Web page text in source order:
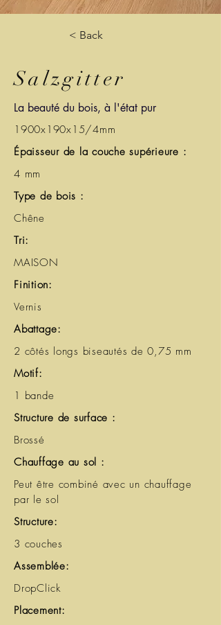
< Back
Salzgitter
La beauté du bois, à l'état pur
1900x190x15/4mm
Épaisseur de la couche supérieure :
4 mm
Type de bois :
Chêne
Tri:
MAISON
Finition:
Vernis
Abattage:
2 côtés longs biseautés de 0,75 mm
Motif:
1 bande
Structure de surface :
Brossé
Chauffage au sol :
Peut être combiné avec un chauffage
par le sol
Structure:
3 couches
Assemblée:
DropClick
Placement: